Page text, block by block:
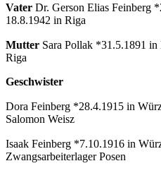
Vater Dr. Gerson Elias Feinberg
18.8.1942 in Riga
Mutter Sara Pollak *31.5.1891
Riga
Geschwister
Dora Feinberg *28.4.1915 in
Salomon Weisz
Isaak Feinberg *7.10.1916 in
Zwangsarbeiterlager Posen